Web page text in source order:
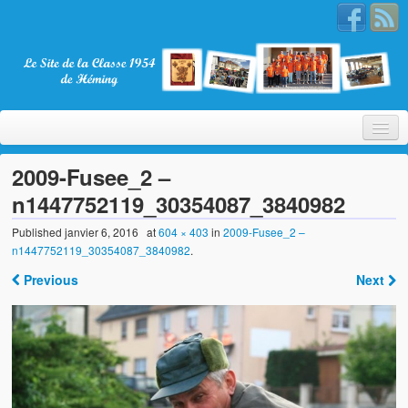
Bienvenue
La Classe 1954
Les membres
Nos partenaires
2009-Fusee_2 –
n1447752119_30354087_3840982
Publishedjanvier 6, 2016 at604 × 403 in2009-Fusee_2 –
n1447752119_30354087_3840982.
Previous Next